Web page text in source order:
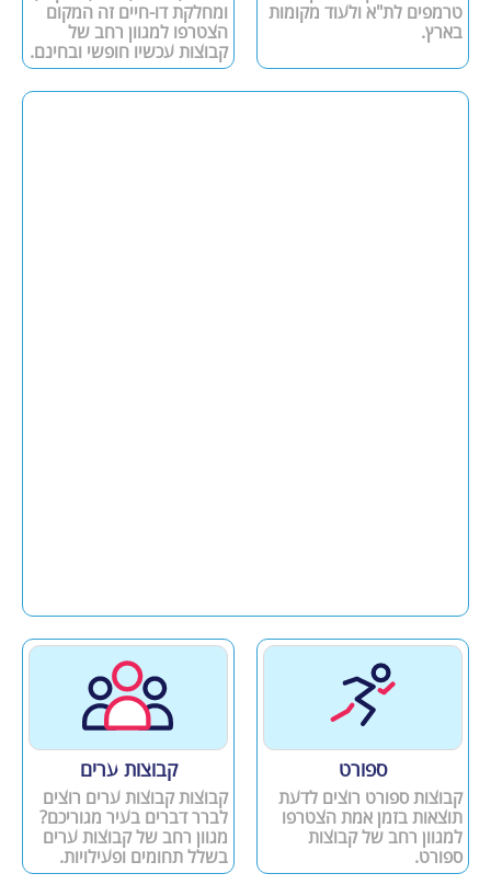
טרמפים לת"א ולעוד מקומות
בארץ.
ומחלקת דו-חיים זה המקום
הצטרפו למגוון רחב של
קבוצות עכשיו חופשי ובחינם.
ספורט
קבוצות ספורט רוצים לדעת
תוצאות בזמן אמת הצטרפו
למגוון רחב של קבוצות
ספורט.
קבוצות ערים
קבוצות קבוצות ערים רוצים
לברר דברים בעיר מגוריכם?
מגוון רחב של קבוצות ערים
בשלל תחומים ופעילויות.